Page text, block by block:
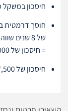
חיסכון במשקל
חוסך דרמטית
= חיסכון של 18,000 ₪ בחישוב אורך חיי המצברים
חיסכון של 7,500–13,000 ₪ בשנה ביחס לכלי בנזין אחרים.